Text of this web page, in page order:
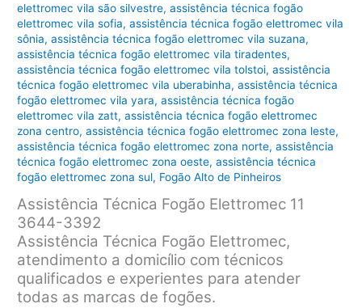
elettromec vila são silvestre,assistência técnica fogão
elettromec vila sofia,assistência técnica fogão elettromec vila
sônia,assistência técnica fogão elettromec vila suzana,
assistência técnica fogão elettromec vila tiradentes,
assistência técnica fogão elettromec vila tolstoi,assistência
técnica fogão elettromec vila uberabinha,assistência técnica
fogão elettromec vila yara,assistência técnica fogão
elettromec vila zatt,assistência técnica fogão elettromec
zona centro,assistência técnica fogão elettromec zona leste,
assistência técnica fogão elettromec zona norte,assistência
técnica fogão elettromec zona oeste,assistência técnica
fogão elettromec zona sul, Fogão Alto de Pinheiros
Assistência Técnica Fogão Elettromec 11
3644-3392
Assistência Técnica Fogão Elettromec,
atendimento a domicílio com técnicos
qualificados e experientes para atender
todas as marcas de fogões.